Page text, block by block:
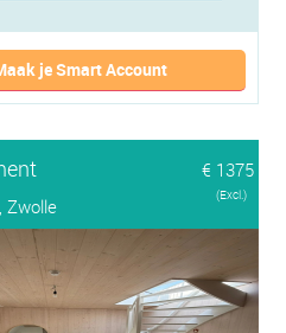
je Smart Account
€ 1375
Zwolle
(Excl.)